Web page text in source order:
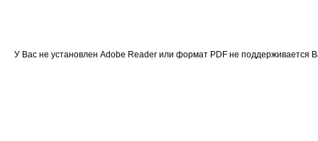
У Вас не установлен Adobe Reader или формат PDF не поддерживается